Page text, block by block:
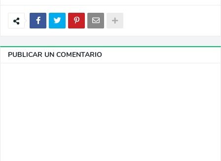
PUBLICAR UN COMENTARIO